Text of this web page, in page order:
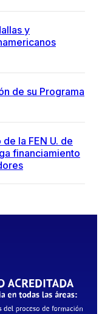
y
de su Programa
la FEN U. de
financiamiento